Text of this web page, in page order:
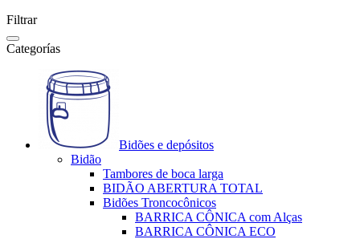
Filtrar
Categorías
Bidões e depósitos
Bidão
Tambores de boca larga
BIDÃO ABERTURA TOTAL
Bidões Troncocônicos
BARRICA CÔNICA com Alças
BARRICA CÔNICA ECO